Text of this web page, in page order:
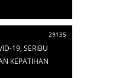
29135
19, SERIBU
KEPATIHAN